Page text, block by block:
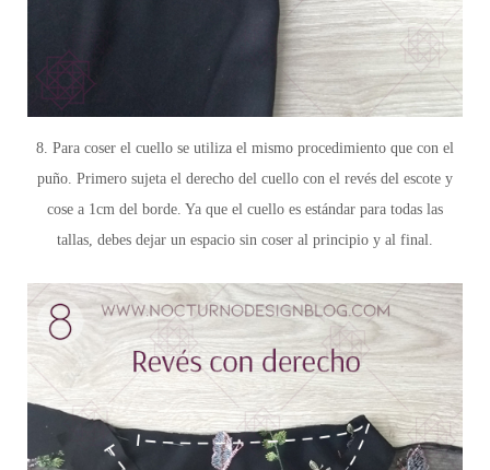
8. Para coser el cuello se utiliza el mismo procedimiento que con el
puño. Primero sujeta el derecho del cuello con el revés del escote y
cose a 1cm del borde. Ya que el cuello es estándar para todas las
tallas, debes dejar un espacio sin coser al principio y al final.